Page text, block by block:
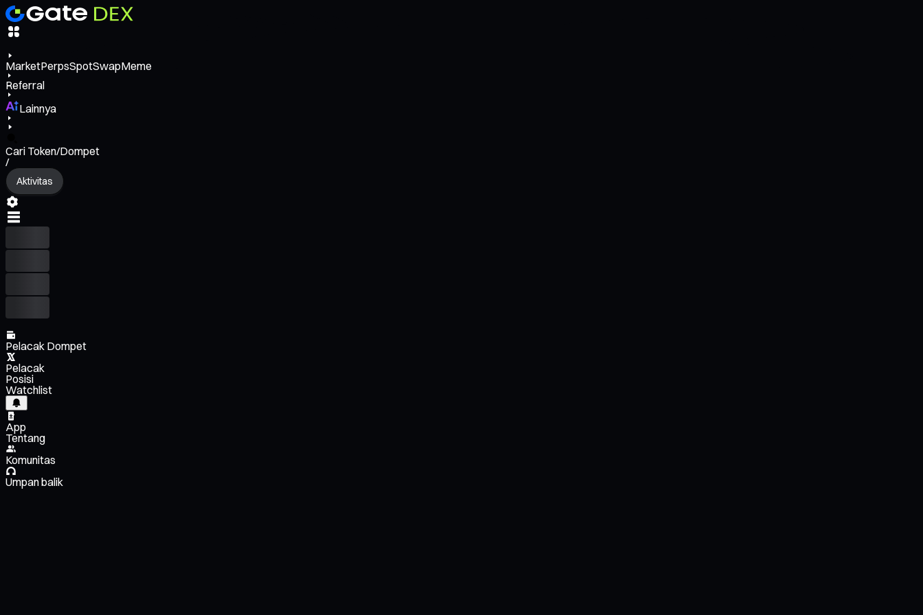
MarketPerpsSpotSwapMeme
Referral
Lainnya
Cari Token/Dompet
/
Aktivitas
Pelacak Dompet
Pelacak
Posisi
Watchlist
App
Tentang
Komunitas
Umpan balik